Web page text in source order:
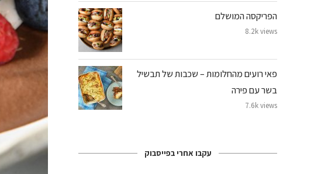
הפריקסה המושלם
8.2k views
פאי רועים מהחלומות – שכבות של תבשיל
בשר עם פירה
7.6k views
עקבו אחרי בפייסבוק